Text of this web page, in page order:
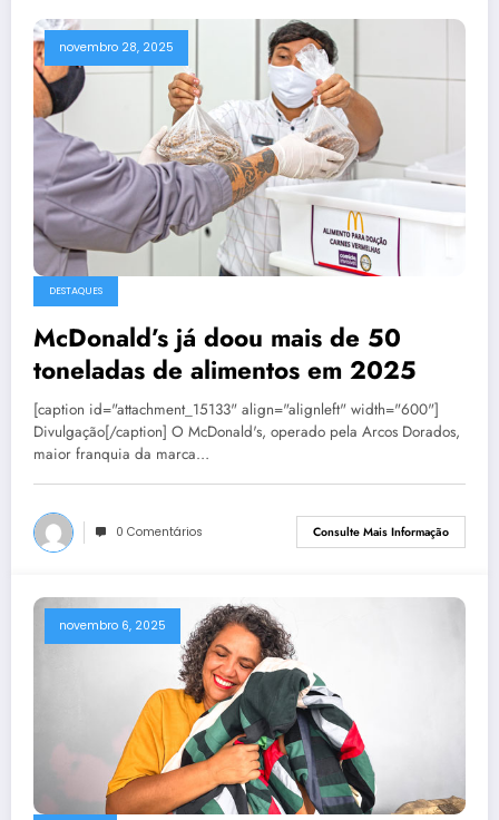
novembro 28, 2025
DESTAQUES
McDonald’s já doou mais de 50
toneladas de alimentos em 2025
[caption id="attachment_15133" align="alignleft" width="600"]
Divulgação[/caption] O McDonald's, operado pela Arcos Dorados,
maior franquia da marca…
0 Comentários Consulte Mais Informação
novembro 6, 2025